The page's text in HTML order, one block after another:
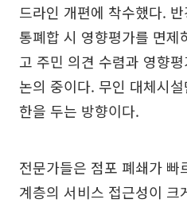
드라인 개편에 착수했다.
통폐합 시 영향평가를 면
고 주민 의견 수렴과 영향
논의 중이다. 무인 대체시
한을 두는 방향이다.
전문가들은 점포 폐쇄가 빠
계층의 서비스 접근성이 크